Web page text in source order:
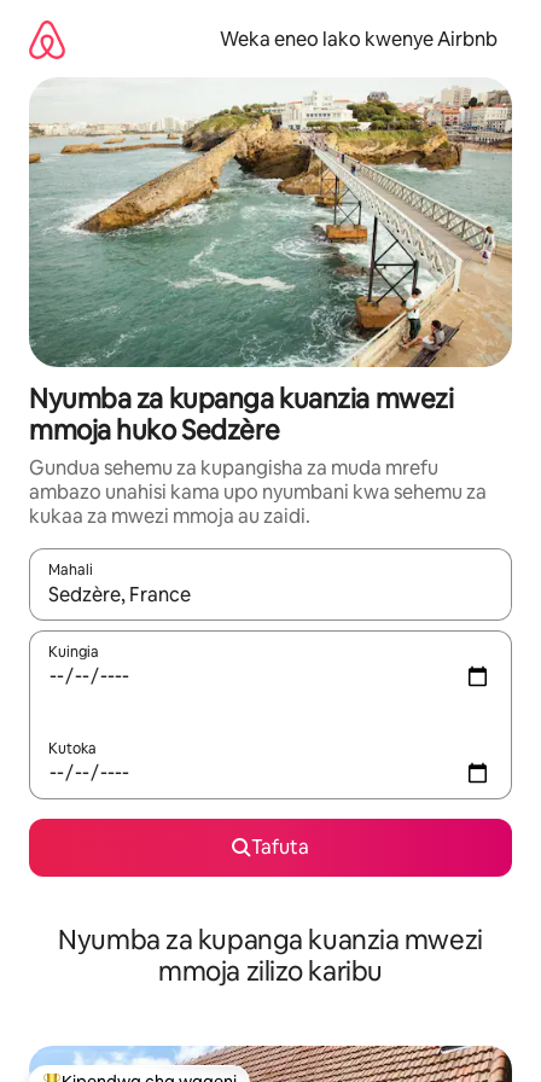
kwenda
kwenye
maudhui
Weka eneo lako kwenye Airbnb
Nyumba za kupanga kuanzia mwezi
mmoja huko Sedzère
Gundua sehemu za kupangisha za muda mrefu
ambazo unahisi kama upo nyumbani kwa sehemu za
kukaa za mwezi mmoja au zaidi.
Mahali
Wakati matokeo yanapatikana, vinjari kwa kutumia vitufe vya
Kuingia
Kutoka
Tafuta
Nyumba za kupanga kuanzia mwezi
mmoja zilizo karibu